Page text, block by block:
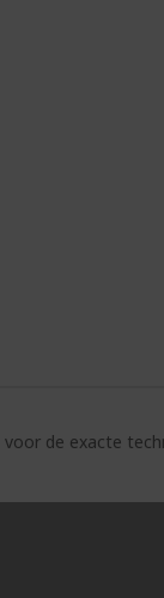
voor de exacte